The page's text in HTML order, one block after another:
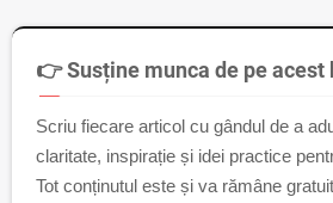
👉 Susține munca de pe acest
Scriu fiecare articol cu gândul de a
claritate, inspirație și idei practice
Tot conținutul este și va rămâne